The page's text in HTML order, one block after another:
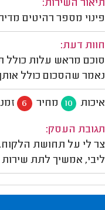
תיאור השירות:
פינוי מספר רהיטים
חוות דעת:
סוכם מראש עלות כולל
נאמר שהסכום כולל
איכות 10 מחיר 6
תגובת העסק:
צר לי על תחושת
ליבי, אמשיך לתת שירות